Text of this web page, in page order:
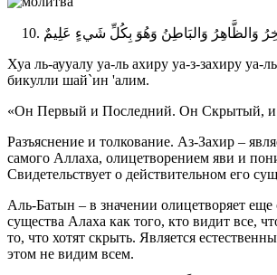
وَالظَّاهِرُ وَالبَاطِنُ وَهُوَ بِكُلِّ شَيءٍ عَلِيمٌ
Хуа ль-аууалу уа-ль ахиру уа-з-захиру уа-
бикулли шай`ин 'алим.
«Он Первый и Последний. Он Скрытый, и
Разъяснение и толкование. Аз-Захир –
самого Аллаха, олицетворением яви и
Свидетельствует о действительном его
Аль-Батын – в значении олицетворяет
существа Алаха как того, кто видит все,
то, что хотят скрыть. Является
этом не видим всем.